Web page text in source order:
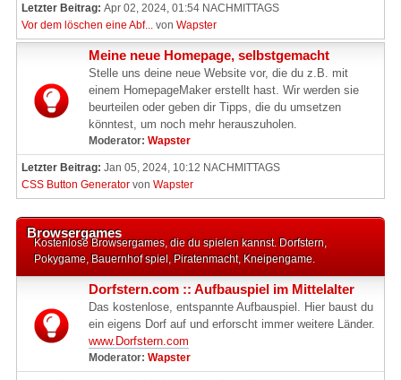
Letzter Beitrag: Apr 02, 2024, 01:54 NACHMITTAGS
Vor dem löschen eine Abf... von Wapster
Meine neue Homepage, selbstgemacht
Stelle uns deine neue Website vor, die du z.B. mit
einem HomepageMaker erstellt hast. Wir werden sie
beurteilen oder geben dir Tipps, die du umsetzen
könntest, um noch mehr herauszuholen.
Moderator: Wapster
Letzter Beitrag: Jan 05, 2024, 10:12 NACHMITTAGS
CSS Button Generator von Wapster
Browsergames
Kostenlose Browsergames, die du spielen kannst. Dorfstern,
Pokygame, Bauernhof spiel, Piratenmacht, Kneipengame.
Dorfstern.com :: Aufbauspiel im Mittelalter
Das kostenlose, entspannte Aufbauspiel. Hier baust du
ein eigens Dorf auf und erforscht immer weitere Länder.
www.Dorfstern.com
Moderator: Wapster